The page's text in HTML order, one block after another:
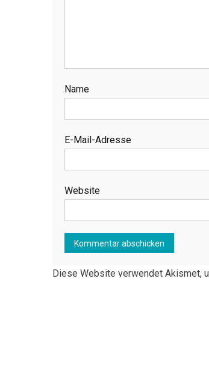
Name
E-Mail-Adresse
Website
Diese Website verwendet Akismet,